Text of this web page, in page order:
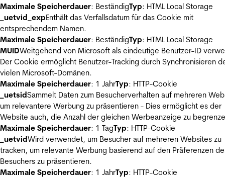
Maximale Speicherdauer: BeständigTyp: HTML Local Storage
_uetvid_expEnthält das Verfallsdatum für das Cookie mit
entsprechendem Namen.
Maximale Speicherdauer: BeständigTyp: HTML Local Storage
MUIDWeitgehend von Microsoft als eindeutige Benutzer-ID
Der Cookie ermöglicht Benutzer-Tracking durch Synchronisieren
vielen Microsoft-Domänen.
Maximale Speicherdauer: 1 JahrTyp: HTTP-Cookie
_uetsidSammelt Daten zum Besucherverhalten auf mehreren
um relevantere Werbung zu präsentieren - Dies ermöglicht es der
Website auch, die Anzahl der gleichen Werbeanzeige zu
Maximale Speicherdauer: 1 TagTyp: HTTP-Cookie
_uetvidWird verwendet, um Besucher auf mehreren Websites zu
tracken, um relevante Werbung basierend auf den Präferenzen
Besuchers zu präsentieren.
Maximale Speicherdauer: 1 JahrTyp: HTTP-Cookie